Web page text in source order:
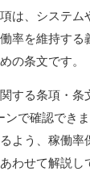
は、システム
率を維持する
の条文です。
する条項・条
ンで確認でき
よう、稼働率
わせて解説し